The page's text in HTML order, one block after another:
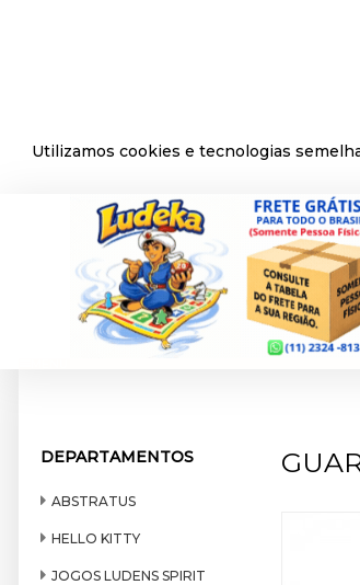
Utilizamos cookies e tecnologias
DEPARTAMENTOS
ABSTRATUS
HELLO KITTY
JOGOS LUDENS SPIRIT